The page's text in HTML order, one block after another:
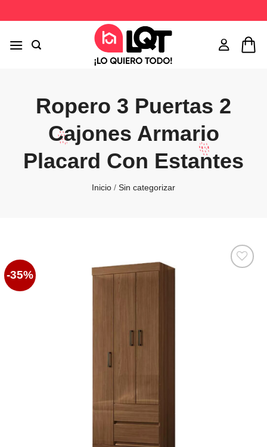
al
Ropero 3 Puertas 2
Cajones Armario
Placard Con Estantes
Inicio / Sin categorizar
-35%